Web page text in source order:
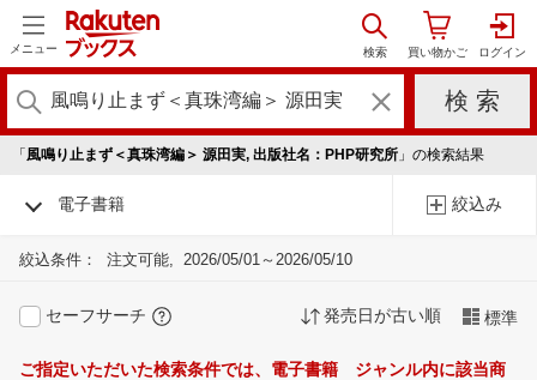
メニュー
「 風鳴り止まず＜真珠湾編＞ 源田実, 出版社名：PHP研究所 」の検索結果
電子書籍 絞込み
絞込条件： 注文可能 2026/05/01～2026/05/10
セーフサーチ 発売日が古い順 標準
ご指定いただいた検索条件では、電子書籍 ジャンル内に該当商